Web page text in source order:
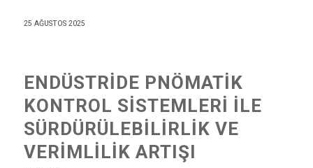
25 AĞUSTOS 2025
ENDÜSTRIDE PNÖMATIK
KONTROL SISTEMLERI ILE
SÜRDÜRÜLEBILIRLIK VE
VERIMLILIK ARTIŞI